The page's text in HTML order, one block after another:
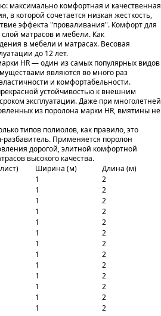
максимально комфортная и качественная
в которой сочетается низкая жесткость,
эффекта "проваливания". Комфорт для
матрасов и мебели. Как
в мебели и матрасах. Весовая
до 12 лет.
HR — один из самых популярных видов
являются во много раз
и комфортабельности.
устойчивостью к внешним
эксплуатации. Даже при многолетней
из поролона марки HR, вмятины не
типов полиолов, как правило, это
Применяется поролон
дорогой, элитной комфортной
высокого качества.
Ширина (м)
Длина (м)
1
2
1
2
1
2
1
2
1
2
1
2
1
2
1
2
1
2
1
2
1
2
1
2
1
2